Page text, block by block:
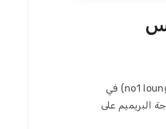
المقدمة: رحلة من لندن جاتويك إلى لوس أنجليس تقرير: صالة بريميم (no1 lounge) في
البريميم على